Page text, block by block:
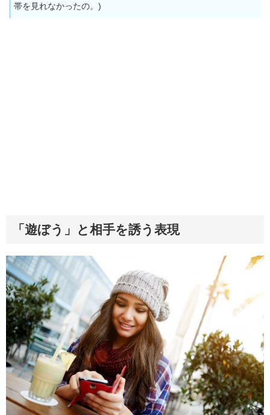
帯を見れなかったの。)
「遊ぼう」と相手を誘う表現